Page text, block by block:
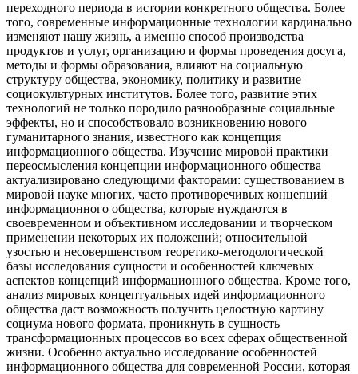
переходного периода в истории конкретного общества. Более
того, современные информационные технологии кардинально
изменяют нашу жизнь, а именно способ производства
продуктов и услуг, организацию и формы проведения досуга,
методы и формы образования, влияют на социальную
структуру общества, экономику, политику и развитие
социокультурных институтов. Более того, развитие этих
технологий не только породило разнообразные социальные
эффекты, но и способствовало возникновению нового
гуманитарного знания, известного как концепция
информационного общества. Изучение мировой практики
переосмысления концепции информационного общества
актуализировано следующими факторами: существованием в
мировой науке многих, часто противоречивых концепций
информационного общества, которые нуждаются в
своевременном и объективном исследовании и творческом
применении некоторых их положений; относительной
узостью и несовершенством теоретико-методологической
базы исследования сущности и особенностей ключевых
аспектов концепций информационного общества. Кроме того,
анализ мировых концептуальных идей информационного
общества даст возможность получить целостную картину
социума нового формата, проникнуть в сущность
трансформационных процессов во всех сферах общественной
жизни. Особенно актуально исследование особенностей
информационного общества для современной России, которая